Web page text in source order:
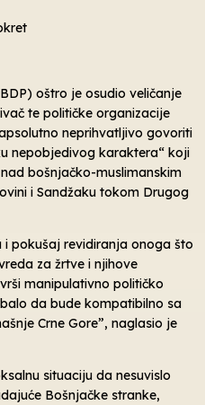
oštro je osudio veličanje
te političke organizacije
neprihvatljivo govoriti
nepobjedivog karaktera“ koji
bošnjačko-muslimanskim
i Sandžaku tokom Drugog
i pokušaj revidiranja onoga što
za žrtve i njihove
manipulativno političko
da bude kompatibilno sa
Crne Gore”, naglasio je
situaciju da nesuvislo
Bošnjačke stranke,